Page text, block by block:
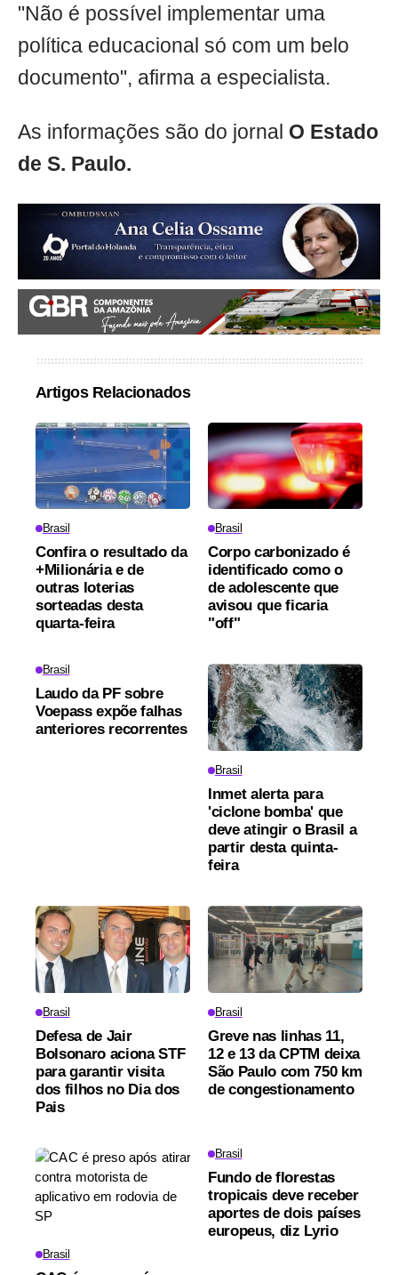
"Não é possível implementar uma
política educacional só com um belo
documento", afirma a especialista.
As informações são do jornal O Estado
de S. Paulo.
Artigos Relacionados
Brasil
Confira o resultado da
+Milionária e de
outras loterias
sorteadas desta
quarta-feira
Brasil
Corpo carbonizado é
identificado como o
de adolescente que
avisou que ficaria
"off"
Brasil
Laudo da PF sobre
Voepass expõe falhas
anteriores recorrentes
Brasil
Inmet alerta para
'ciclone bomba' que
deve atingir o Brasil a
partir desta quinta-
feira
Brasil
Defesa de Jair
Bolsonaro aciona STF
para garantir visita
dos filhos no Dia dos
Pais
Brasil
Greve nas linhas 11,
12 e 13 da CPTM deixa
São Paulo com 750 km
de congestionamento
Brasil
Brasil
Fundo de florestas
tropicais deve receber
aportes de dois países
europeus, diz Lyrio